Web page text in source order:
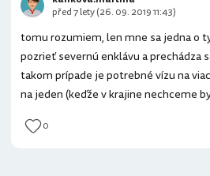
tomu rozumiem, len mne sa jedna o
pozrieť severnú enklávu a prechádza
takom prípade je potrebné vízu na
na jeden (keďže v krajine nechceme
0
před 7 lety (26. 09. 2019 11:43)